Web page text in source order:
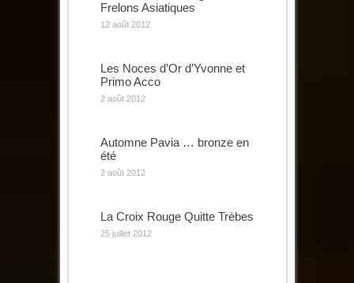
Frelons Asiatiques
12 août 2012
Les Noces d’Or d’Yvonne et
Primo Acco
2 août 2012
Automne Pavia … bronze en
été
2 août 2012
La Croix Rouge Quitte Trèbes
25 juillet 2012